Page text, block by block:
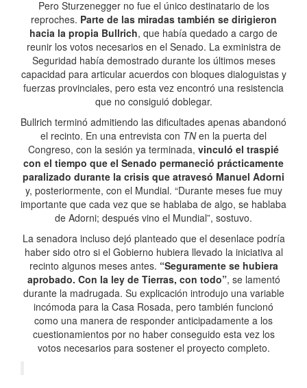
Pero Sturzenegger no fue el único destinatario de los
reproches. Parte de las miradas también se dirigieron
hacia la propia Bullrich, que había quedado a cargo de
reunir los votos necesarios en el Senado. La exministra de
Seguridad había demostrado durante los últimos meses
capacidad para articular acuerdos con bloques dialoguistas y
fuerzas provinciales, pero esta vez encontró una resistencia
que no consiguió doblegar.
Bullrich terminó admitiendo las dificultades apenas abandonó
el recinto. En una entrevista con TNen la puerta del
Congreso, con la sesión ya terminada, vinculó el traspié
con el tiempo que el Senado permaneció prácticamente
paralizado durante la crisis que atravesó Manuel Adorni
y, posteriormente, con el Mundial. “Durante meses fue muy
importante que cada vez que se hablaba de algo, se hablaba
de Adorni; después vino el Mundial”, sostuvo.
La senadora incluso dejó planteado que el desenlace podría
haber sido otro si el Gobierno hubiera llevado la iniciativa al
recinto algunos meses antes. “Seguramente se hubiera
aprobado. Con la ley de Tierras, con todo”, se lamentó
durante la madrugada. Su explicación introdujo una variable
incómoda para la Casa Rosada, pero también funcionó
como una manera de responder anticipadamente a los
cuestionamientos por no haber conseguido esta vez los
votos necesarios para sostener el proyecto completo.